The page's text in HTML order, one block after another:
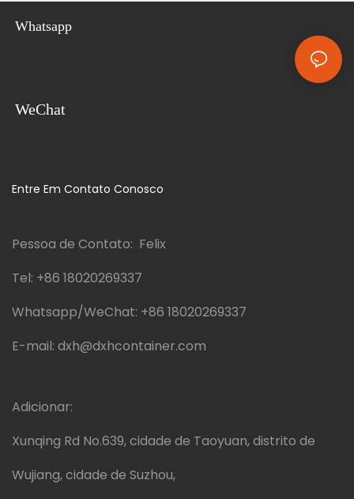
Whatsapp
WeChat
Entre Em Contato Conosco
Pessoa de Contato: Felix
Tel: +86 18020269337
Whatsapp/WeChat: +86 18020269337
E-mail: dxh@dxhcontainer.com
Adicionar:
Xunqing Rd No.639, cidade de Taoyuan, distrito de
Wujiang, cidade de Suzhou,